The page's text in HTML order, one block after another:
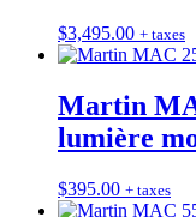
$3,495.00 + taxes
Martin
lumière
$395.00 + taxes